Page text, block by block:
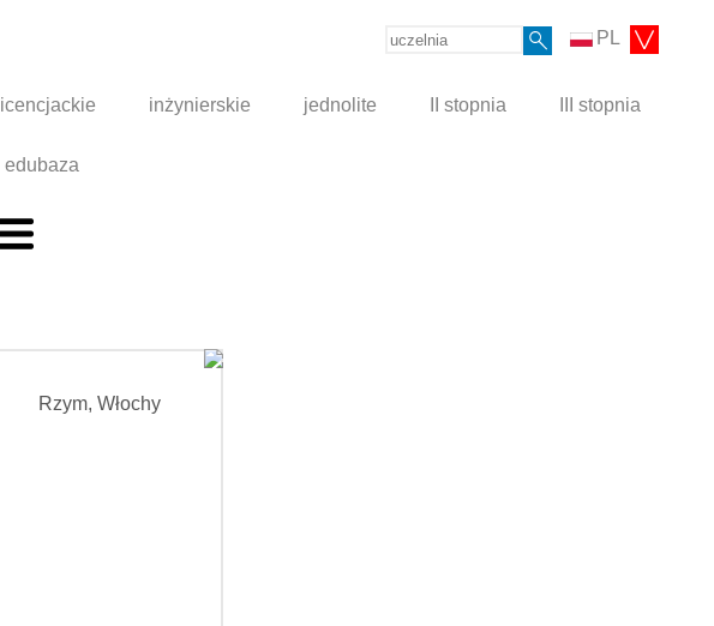
PL
licencjackie inżynierskie jednolite II stopnia III stopnia
edubaza
Rzym, Włochy